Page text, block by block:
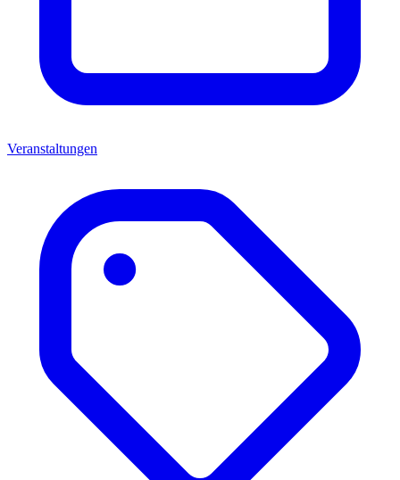
Veranstaltungen